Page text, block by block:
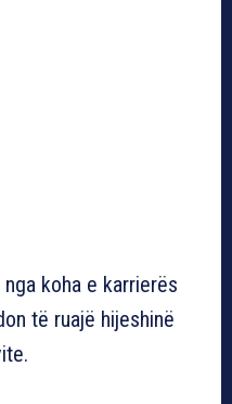
koha e karrierës
të ruajë hijeshinë